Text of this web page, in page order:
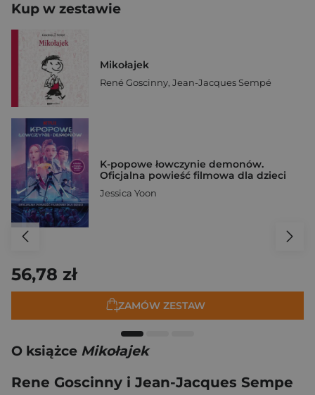
Kup w zestawie
Mikołajek
René Goscinny, Jean-Jacques Sempé
K-popowe łowczynie demonów.
Oficjalna powieść filmowa dla dzieci
Jessica Yoon
56,78 zł
ZAMÓW ZESTAW
O książce Mikołajek
Rene Goscinny i Jean-Jacques Sempe